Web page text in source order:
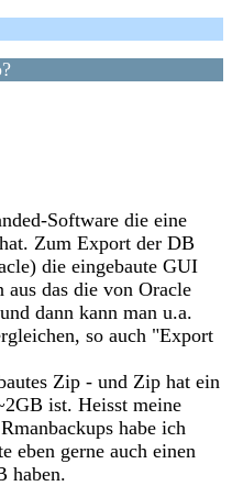
Software die eine
Zum Export der DB
die eingebaute GUI
das die von Oracle
dann kann man u.a.
so auch "Export
Zip - und Zip hat ein
ist. Heisst meine
habe ich
eben gerne auch einen
haben.